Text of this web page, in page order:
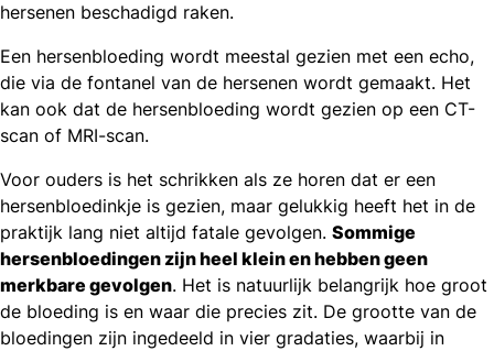
hersenen beschadigd raken.
Een hersenbloeding wordt meestal gezien met een echo,
die via de fontanel van de hersenen wordt gemaakt. Het
kan ook dat de hersenbloeding wordt gezien op een CT-
scan of MRI-scan.
Voor ouders is het schrikken als ze horen dat er een
hersenbloedinkje is gezien, maar gelukkig heeft het in de
praktijk lang niet altijd fatale gevolgen. Sommige
hersenbloedingen zijn heel klein en hebben geen
merkbare gevolgen. Het is natuurlijk belangrijk hoe groot
de bloeding is en waar die precies zit. De grootte van de
bloedingen zijn ingedeeld in vier gradaties, waarbij in